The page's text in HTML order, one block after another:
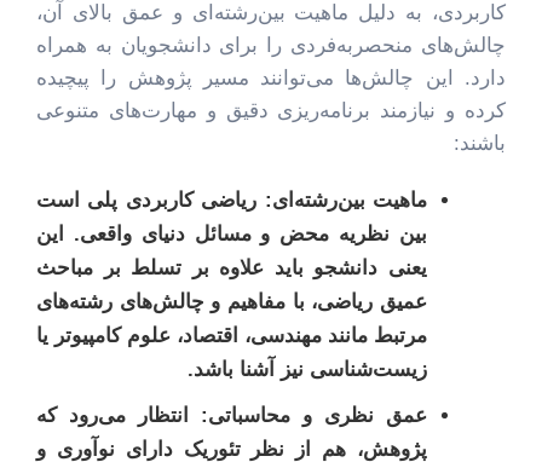
کاربردی، به دلیل ماهیت بین‌رشته‌ای و عمق بالای آن،
چالش‌های منحصربه‌فردی را برای دانشجویان به همراه
دارد. این چالش‌ها می‌توانند مسیر پژوهش را پیچیده
کرده و نیازمند برنامه‌ریزی دقیق و مهارت‌های متنوعی
باشند:
ماهیت بین‌رشته‌ای: ریاضی کاربردی پلی است
بین نظریه محض و مسائل دنیای واقعی. این
یعنی دانشجو باید علاوه بر تسلط بر مباحث
عمیق ریاضی، با مفاهیم و چالش‌های رشته‌های
مرتبط مانند مهندسی، اقتصاد، علوم کامپیوتر یا
زیست‌شناسی نیز آشنا باشد.
عمق نظری و محاسباتی: انتظار می‌رود که
پژوهش، هم از نظر تئوریک دارای نوآوری و